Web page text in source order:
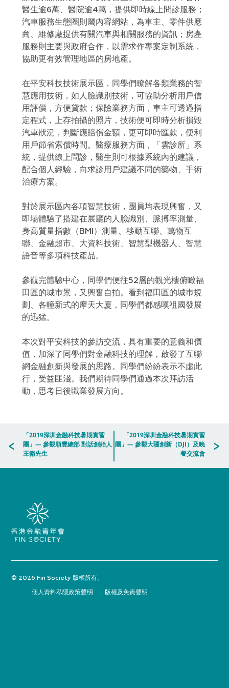
醫生逾6萬、醫院逾4萬，提供即時線上問診服務；
汽車服務生態圈則屬內容網站，為車主、零件供應
商、維修廠提供有關汽車與相關服務的資訊；房產
服務則主要與政府合作，以需求作專案定制系統，
協助更有效管理地區的房地產。
在平安科技技術展示區，同學們瞭解各類業務的智
慧應用技術，如人臉識別技術，可協助分析用戶信
用評價，方便貸款；保險業務方面，車主可透過指
定程式，上存拍攝的照片，技術便可即時分析損毀
汽車狀況，判斷應賠償金額，更可即時匯款，便利
用戶節省索償時間。醫療服務方面，「雲診所」系
統，提供線上問診，醫生則可根據系統內的建議，
配合個人經驗，向求診用戶建議不同的藥物、手術
治療方案。
對於展示區內各項智慧技術，團員均表現興奮，又
即場體驗了搭建在展廳的人臉識別、脈搏率測量、
身高質量指數（BMI）測量、移動互聯、萬物互
聯、金融超市、大資料技術、智慧型機器人、智慧
語音等多項科技產品。
參觀完體驗中心，同學們便往52層的觀光樓俯瞰福
田區的城巿景，又興奮自拍。看到福田區的城巿規
劃、各幢新式的摩天大廈，同學們都感嘆祖國發展
的迅猛。
本次對平安科技的參訪交流，具有重要的意義和價
值，加深了同學們對金融科技的理解，啟發了互聯
網金融創新與發展的思路。同學們紛紛表示不虛此
行，受益匪淺。我們期待同學們通過本次拜訪活
動，思考日後職業發展方向。
「2019深圳金融科技暑期實習
團」— 參觀順豐總部 對話創始人
王衛先生
「2019深圳金融科技暑期實習
團」— 參觀大疆創新（DJI）及晚
餐交流會
© 2026 Fin Society 版權所有。
個人資料私隱政策聲明 版權及免責聲明